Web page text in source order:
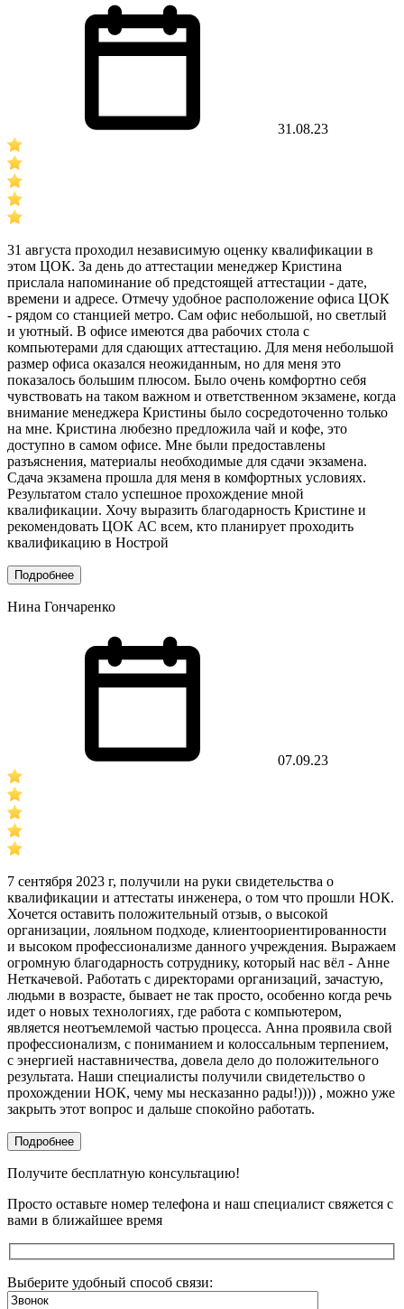
31.08.23
31 августа проходил независимую оценку квалификации в
этом ЦОК. За день до аттестации менеджер Кристина
прислала напоминание об предстоящей аттестации - дате,
времени и адресе. Отмечу удобное расположение офиса ЦОК
- рядом со станцией метро. Сам офис небольшой, но светлый
и уютный. В офисе имеются два рабочих стола с
компьютерами для сдающих аттестацию. Для меня небольшой
размер офиса оказался неожиданным, но для меня это
показалось большим плюсом. Было очень комфортно себя
чувствовать на таком важном и ответственном экзамене, когда
внимание менеджера Кристины было сосредоточенно только
на мне. Кристина любезно предложила чай и кофе, это
доступно в самом офисе. Мне были предоставлены
разъяснения, материалы необходимые для сдачи экзамена.
Сдача экзамена прошла для меня в комфортных условиях.
Результатом стало успешное прохождение мной
квалификации. Хочу выразить благодарность Кристине и
рекомендовать ЦОК АС всем, кто планирует проходить
квалификацию в Нострой
Подробнее
Нина Гончаренко
07.09.23
7 сентября 2023 г, получили на руки свидетельства о
квалификации и аттестаты инженера, о том что прошли НОК.
Хочется оставить положительный отзыв, о высокой
организации, лояльном подходе, клиентоориентированности
и высоком профессионализме данного учреждения. Выражаем
огромную благодарность сотруднику, который нас вёл - Анне
Неткачевой. Работать с директорами организаций, зачастую,
людьми в возрасте, бывает не так просто, особенно когда речь
идет о новых технологиях, где работа с компьютером,
является неотъемлемой частью процесса. Анна проявила свой
профессионализм, с пониманием и колоссальным терпением,
с энергией наставничества, довела дело до положительного
результата. Наши специалисты получили свидетельство о
прохождении НОК, чему мы несказанно рады!)))) , можно уже
закрыть этот вопрос и дальше спокойно работать.
Подробнее
Получите бесплатную консультацию!
Просто оставьте номер телефона и наш специалист свяжется с
вами в ближайшее время
Выберите удобный способ связи: